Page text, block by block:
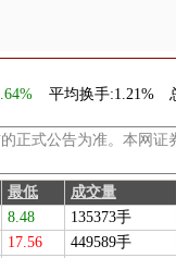
平均换手:1.21%
式公告为准。本网
最低 成交量
8.48 135373手
17.56 449589手